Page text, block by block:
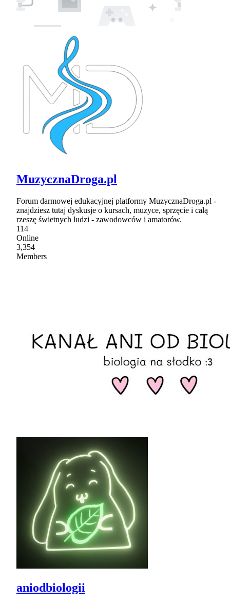
MuzycznaDroga.pl
Forum darmowej edukacyjnej platformy MuzycznaDroga.pl -
znajdziesz tutaj dyskusje o kursach, muzyce, sprzęcie i całą
rzeszę świetnych ludzi - zawodowców i amatorów.
114
Online
3,354
Members
aniodbiologii